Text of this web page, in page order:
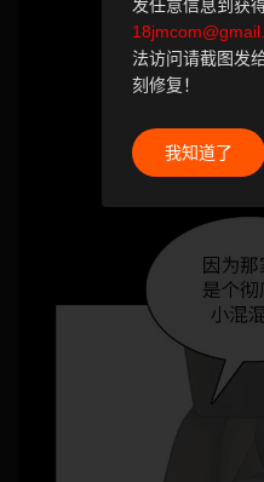
发任意信息到获
法访问请截图发
刻修复！
我知道了